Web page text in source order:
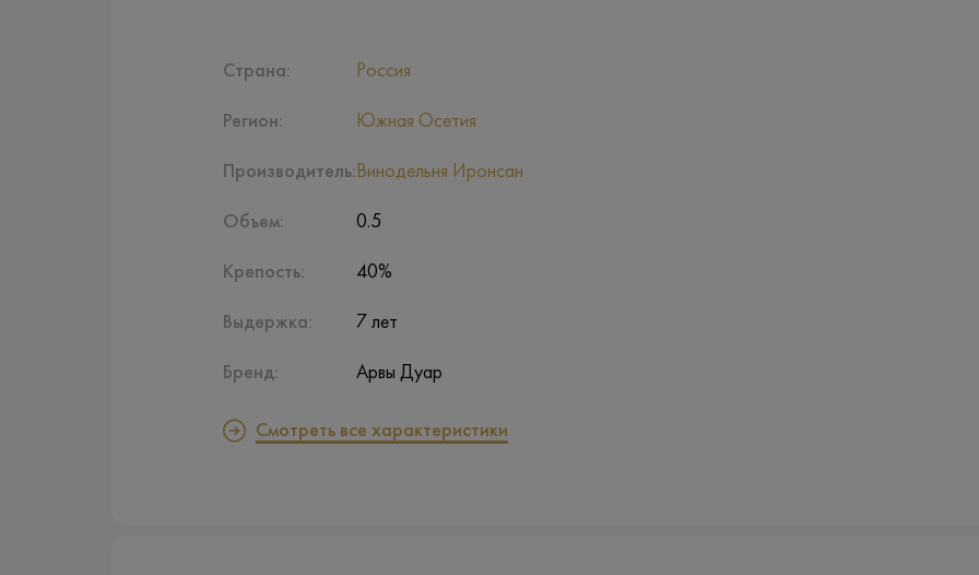
Страна:
Регион:
Производитель:
Объем:
Крепость:
Выдержка:
Бренд:
Россия
Южная Осетия
Винодельня Иронсан
0.5
40%
7 лет
Арвы Дуар
Смотреть все характеристики